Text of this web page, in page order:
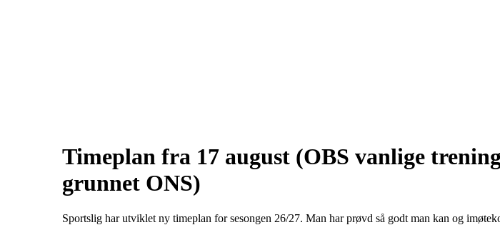
Timeplan fra 17 august (OBS vanlige
grunnet ONS)
Sportslig har utviklet ny timeplan for sesongen 26/27. Man har prøvd så godt man kan og